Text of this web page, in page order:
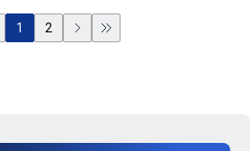
・海外ベンダーとの英語による技術
整・交渉 ・関係各部署との情報共
1 2